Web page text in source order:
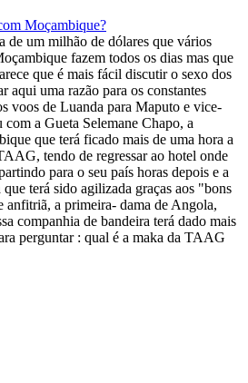
Moçambique?
de um milhão de dólares que vários
fazem todos os dias mas que
que é mais fácil discutir o sexo dos
aqui uma razão para os constantes
voos de Luanda para Maputo e vice-
com a Gueta Selemane Chapo, a
que terá ficado mais de uma hora a
tendo de regressar ao hotel onde
para o seu país horas depois e a
terá sido agilizada graças aos "bons
anfitriã, a primeira- dama de Angola,
companhia de bandeira terá dado mais
perguntar : qual é a maka da TAAG